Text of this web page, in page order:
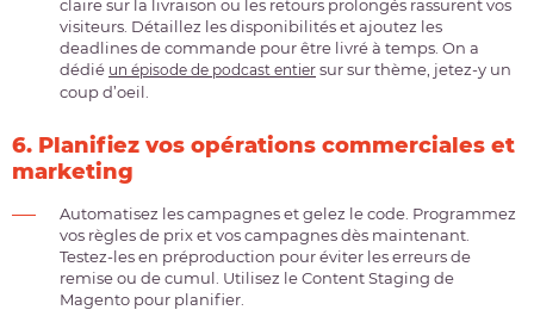
claire sur la livraison ou les retours prolongés rassurent vos
visiteurs. Détaillez les disponibilités et ajoutez les
deadlines de commande pour être livré à temps. On a
dédié un épisode de podcast entier sur sur thème, jetez-y un
coup d’oeil.
6. Planifiez vos opérations commerciales et
marketing
Automatisez les campagnes et gelez le code. Programmez
vos règles de prix et vos campagnes dès maintenant.
Testez-les en préproduction pour éviter les erreurs de
remise ou de cumul. Utilisez le Content Staging de
Magento pour planifier.